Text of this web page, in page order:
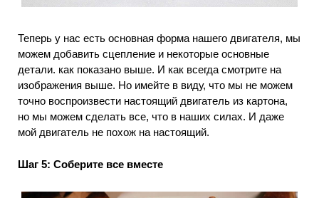
Теперь у нас есть основная форма нашего двигателя, мы
можем добавить сцепление и некоторые основные
детали. как показано выше. И как всегда смотрите на
изображения выше. Но имейте в виду, что мы не можем
точно воспроизвести настоящий двигатель из картона,
но мы можем сделать все, что в наших силах. И даже
мой двигатель не похож на настоящий.
Шаг 5: Соберите все вместе